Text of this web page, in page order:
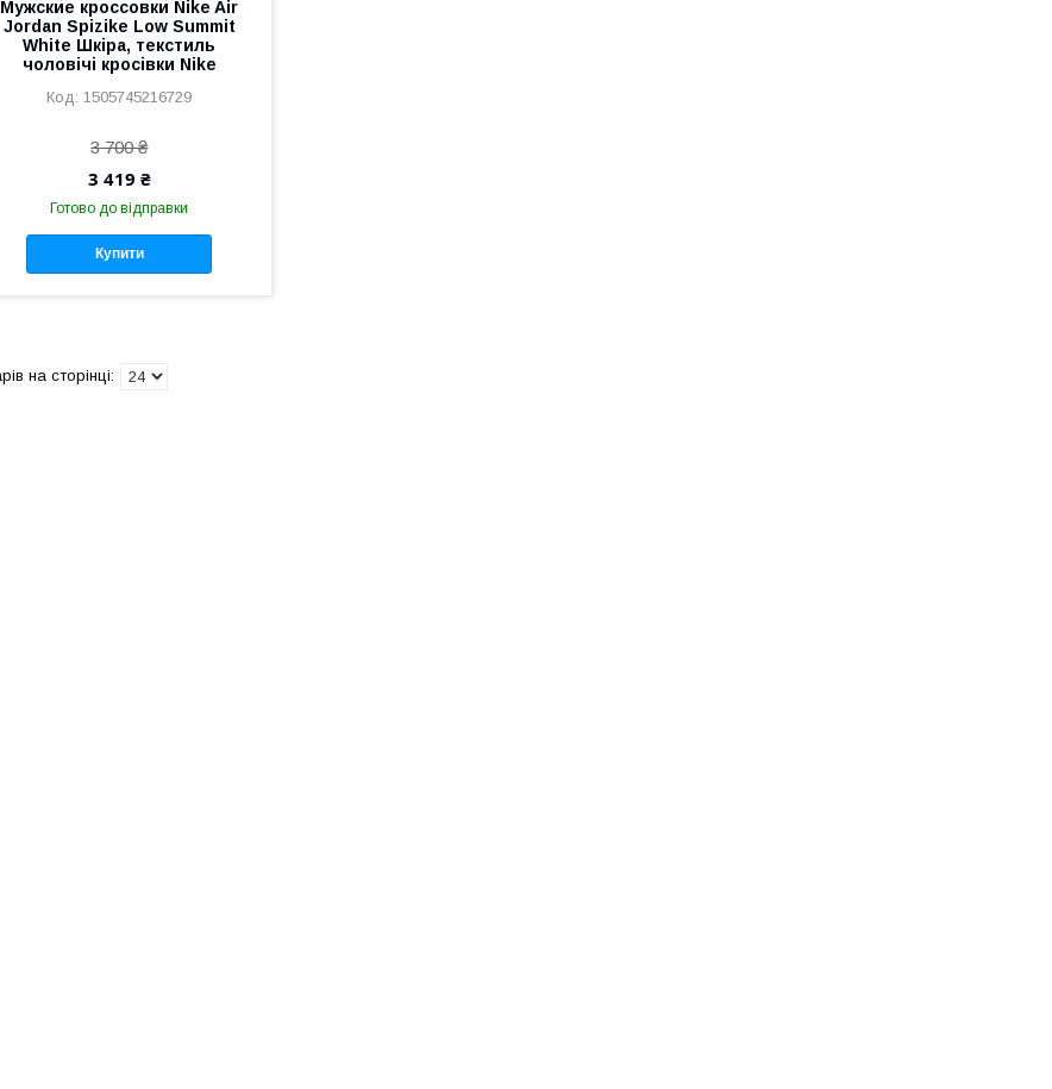
Мужские кроссовки Nike Air
Jordan Spizike Low Summit
White Шкіра, текстиль
чоловічі кросівки Nike
1505745216729
3 700 ₴
3 419 ₴
Готово до відправки
Купити